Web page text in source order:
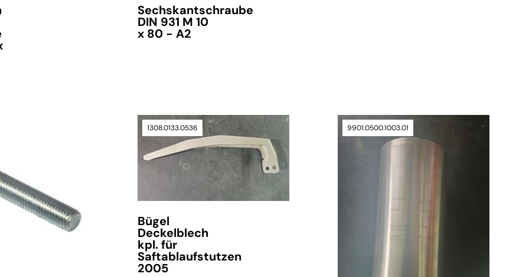
Sechskantschraube
DIN 931 M 10
x 80 - A2
1308.0133.0536
Bügel
Deckelblech
kpl. für
Saftablaufstutzen
2005
9901.0500.1003.01